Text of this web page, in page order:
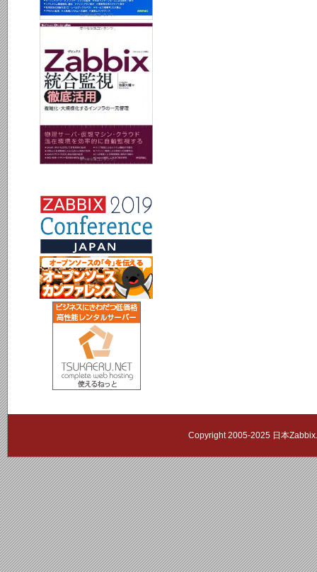
Copyright 2005-2025 日本